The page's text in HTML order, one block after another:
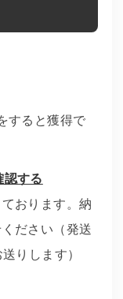
すると獲得で
認する
おります。納
ださい（発送
りします）